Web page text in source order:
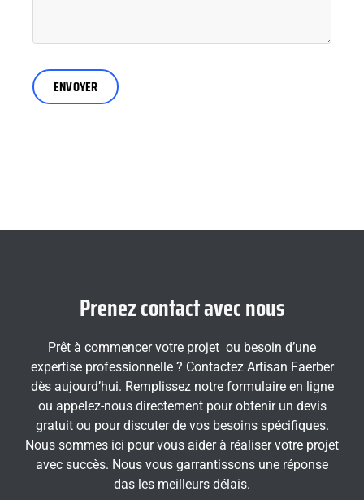
Prenez contact avec nous
Prêt à commencer votre projet ou besoin d’une
expertise professionnelle ? Contactez Artisan Faerber
dès aujourd’hui. Remplissez notre formulaire en ligne
ou appelez-nous directement pour obtenir un devis
gratuit ou pour discuter de vos besoins spécifiques.
Nous sommes ici pour vous aider à réaliser votre projet
avec succès. Nous vous garrantissons une réponse
das les meilleurs délais.